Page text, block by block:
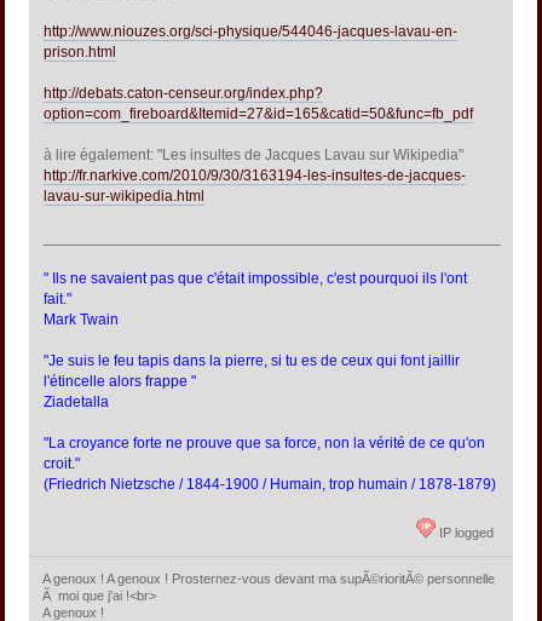
http://www.niouzes.org/sci-physique/544046-jacques-lavau-en-
prison.html
http://debats.caton-censeur.org/index.php?
option=com_fireboard&Itemid=27&id=165&catid=50&func=fb_pdf
à lire également: "Les insultes de Jacques Lavau sur Wikipedia"
http://fr.narkive.com/2010/9/30/3163194-les-insultes-de-jacques-
lavau-sur-wikipedia.html
" Ils ne savaient pas que c'était impossible, c'est pourquoi ils l'ont
fait."
Mark Twain
"Je suis le feu tapis dans la pierre, si tu es de ceux qui font jaillir
l'étincelle alors frappe "
Ziadetalla
"La croyance forte ne prouve que sa force, non la vérité de ce qu'on
croit."
(Friedrich Nietzsche / 1844-1900 / Humain, trop humain / 1878-1879)
IP logged
A genoux ! A genoux ! Prosternez-vous devant ma supÃ©rioritÃ© personnelle
Ã moi que j'ai !<br>
A genoux !